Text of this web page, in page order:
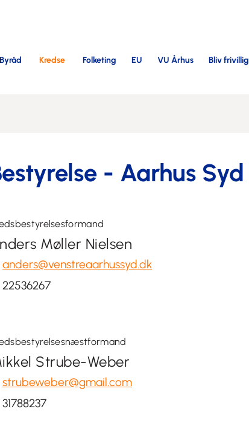
Byråd Kredse Folketing EU VU Århus Bliv frivillig
- Aarhus Syd
Møller Nielsen
anders@venstreaarhussyd.dk
22536267
Strube-Weber
strubeweber@gmail.com
31788237